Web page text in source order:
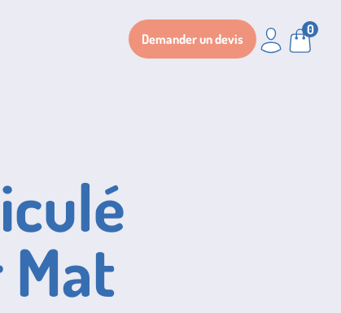
Demander un devis Login / Register
Panier
0